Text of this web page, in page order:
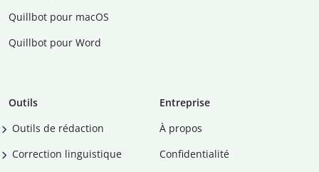
Quillbot pour macOS
Quillbot pour Word
Outils
Outils de rédaction
Correction linguistique
Entreprise
À propos
Confidentialité